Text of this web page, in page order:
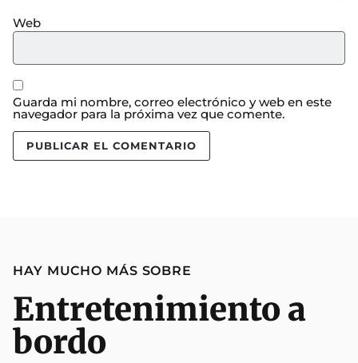
Web
Guarda mi nombre, correo electrónico y web en este
navegador para la próxima vez que comente.
HAY MUCHO MÁS SOBRE
Entretenimiento a
bordo